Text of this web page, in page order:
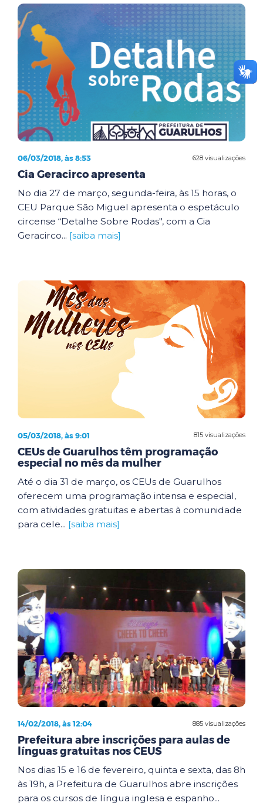
628 visualizações
06/03/2018, às 8:53
Cia Geracirco apresenta
No dia 27 de março, segunda-feira, às 15 horas, o
CEU Parque São Miguel apresenta o espetáculo
circense “Detalhe Sobre Rodas", com a Cia
Geracirco... [saiba mais]
815 visualizações
05/03/2018, às 9:01
CEUs de Guarulhos têm programação
especial no mês da mulher
Até o dia 31 de março, os CEUs de Guarulhos
oferecem uma programação intensa e especial,
com atividades gratuitas e abertas à comunidade
para cele... [saiba mais]
885 visualizações
14/02/2018, às 12:04
Prefeitura abre inscrições para aulas de
línguas gratuitas nos CEUS
Nos dias 15 e 16 de fevereiro, quinta e sexta, das 8h
às 19h, a Prefeitura de Guarulhos abre inscrições
para os cursos de língua inglesa e espanho...